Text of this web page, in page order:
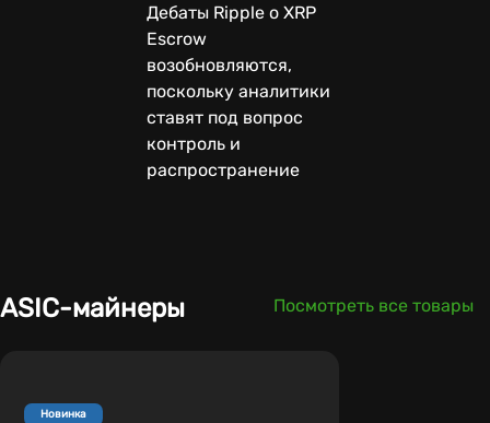
Дебаты Ripple о XRP
Escrow
возобновляются,
поскольку аналитики
ставят под вопрос
контроль и
распространение
ASIC-майнеры Посмотреть все товары
Новинка